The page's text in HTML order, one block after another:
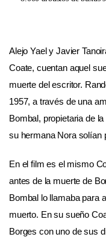
Alejo Yael y Javier
Coate, cuentan aquel
muerte del escritor.
1957, a través de una
Bombal, propietaria de
su hermana Nora solían
En el film es el mismo
antes de la muerte de
Bombal lo llamaba para
muerto. En su sueño
Borges con uno de sus